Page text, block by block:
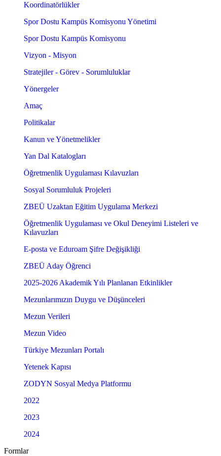
Koordinatörlükler
Spor Dostu Kampüs Komisyonu Yönetimi
Spor Dostu Kampüs Komisyonu
Vizyon - Misyon
Stratejiler - Görev - Sorumluluklar
Yönergeler
Amaç
Politikalar
Kanun ve Yönetmelikler
Yan Dal Katalogları
Öğretmenlik Uygulaması Kılavuzları
Sosyal Sorumluluk Projeleri
ZBEÜ Uzaktan Eğitim Uygulama Merkezi
Öğretmenlik Uygulaması ve Okul Deneyimi Listeleri ve
Kılavuzları
E-posta ve Eduroam Şifre Değişikliği
ZBEÜ Aday Öğrenci
2025-2026 Akademik Yılı Planlanan Etkinlikler
Mezunlarımızın Duygu ve Düşünceleri
Mezun Verileri
Mezun Video
Türkiye Mezunları Portalı
Yetenek Kapısı
ZODYN Sosyal Medya Platformu
2022
2023
2024
Formlar